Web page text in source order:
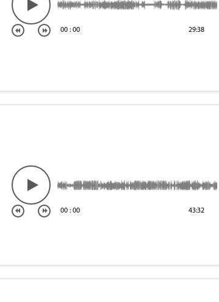
00 : 00 29:38
00 : 00 43:32